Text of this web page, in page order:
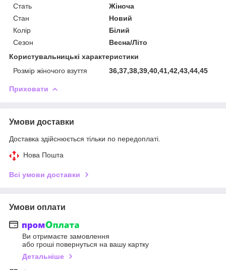
Стать
Жіноча
Стан
Новий
Колір
Білий
Сезон
Весна/Літо
Користувальницькі характеристики
Розмір жіночого взуття
36,37,38,39,40,41,42,43,44,45
Приховати
Умови доставки
Доставка здійснюється тільки по передоплаті.
Нова Пошта
Всі умови доставки
Умови оплати
Ви отримаєте замовлення
або гроші повернуться на вашу картку
Детальніше